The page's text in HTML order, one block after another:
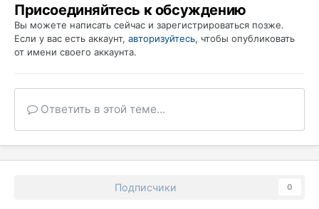
Присоединяйтесь к обсуждению
Вы можете написать сейчас и зарегистрироваться позже.
Если у вас есть аккаунт, авторизуйтесь, чтобы опубликовать
от имени своего аккаунта.
Ответить в этой теме...
Подписчики 0